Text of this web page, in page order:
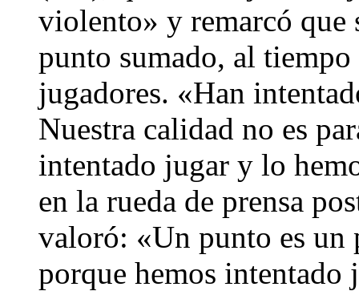
violento» y remarcó que
punto sumado, al tiempo
jugadores. «Han
Nuestra calidad no es
intentado jugar y lo
en la rueda de prensa
valoró: «Un punto es
porque hemos